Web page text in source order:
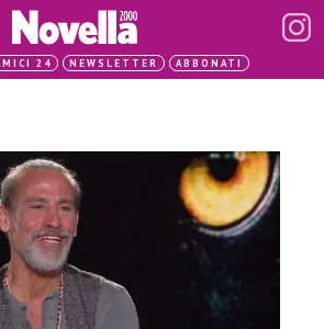
24 NEWSLETTER ABBONATI